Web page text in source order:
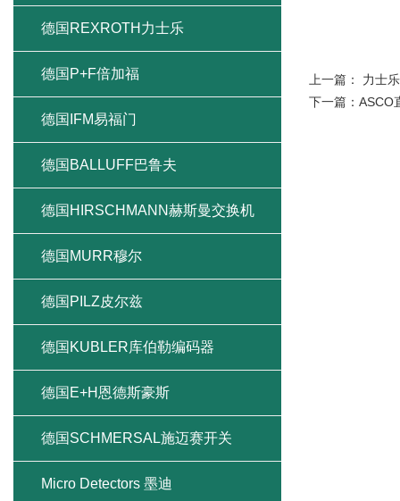
上一篇： 力士
下一篇： ASCO
德国REXROTH力士乐
德国P+F倍加福
德国IFM易福门
德国BALLUFF巴鲁夫
德国HIRSCHMANN赫斯曼交换机
德国MURR穆尔
德国PILZ皮尔兹
德国KUBLER库伯勒编码器
德国E+H恩德斯豪斯
德国SCHMERSAL施迈赛开关
Micro Detectors 墨迪